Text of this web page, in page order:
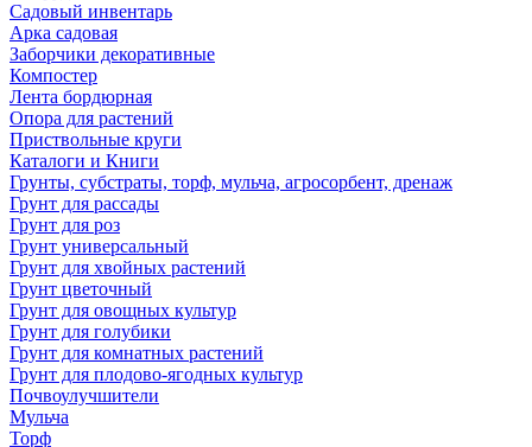
Садовый инвентарь
Арка садовая
Заборчики декоративные
Компостер
Лента бордюрная
Опора для растений
Приствольные круги
Каталоги и Книги
Грунты, субстраты, торф, мульча, агросорбент, дренаж
Грунт для рассады
Грунт для роз
Грунт универсальный
Грунт для хвойных растений
Грунт цветочный
Грунт для овощных культур
Грунт для голубики
Грунт для комнатных растений
Грунт для плодово-ягодных культур
Почвоулучшители
Мульча
Торф